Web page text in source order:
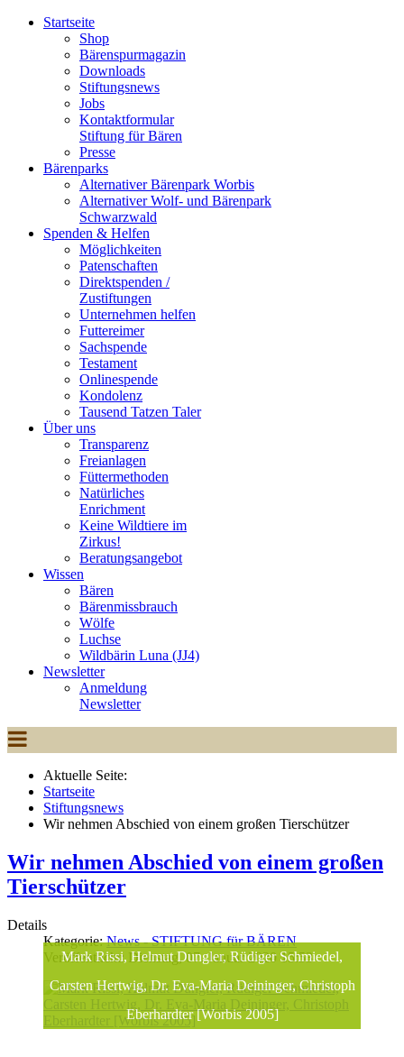
Startseite
Shop
Bärenspurmagazin
Downloads
Stiftungsnews
Jobs
Kontaktformular
Stiftung für Bären
Presse
Bärenparks
Alternativer Bärenpark Worbis
Alternativer Wolf- und Bärenpark
Schwarzwald
Spenden & Helfen
Möglichkeiten
Patenschaften
Direktspenden /
Zustiftungen
Unternehmen helfen
Futtereimer
Sachspende
Testament
Onlinespende
Kondolenz
Tausend Tatzen Taler
Über uns
Transparenz
Freianlagen
Füttermethoden
Natürliches
Enrichment
Keine Wildtiere im
Zirkus!
Beratungsangebot
Wissen
Bären
Bärenmissbrauch
Wölfe
Luchse
Wildbärin Luna (JJ4)
Newsletter
Anmeldung
Newsletter
Aktuelle Seite:
Startseite
Stiftungsnews
Wir nehmen Abschied von einem großen Tierschützer
Wir nehmen Abschied von einem großen
Tierschützer
Details
Kategorie:News - STIFTUNG für BÄREN
Veröffentlicht: Dienstag, 07. Januar 2020 15:53
Mark Rissi, Helmut Dungler, Rüdiger Schmiedel,
Carsten Hertwig, Dr. Eva-Maria Deininger, Christoph
Eberhardter [Worbis 2005]